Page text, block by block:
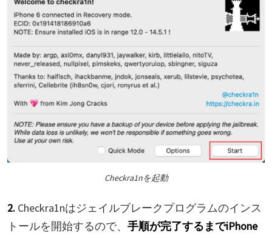
Checkra1nを起動
2. Checkra1nはジェイルブレークプログラムのインス
トールを開始するので、 手順が完了するまでiPhone